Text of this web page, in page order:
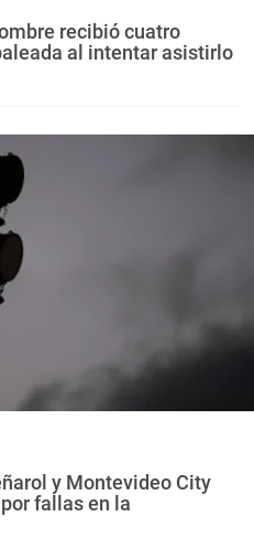
recibió cuatro
al intentar asistirlo
y Montevideo City
fallas en la